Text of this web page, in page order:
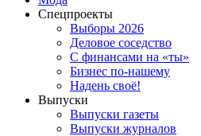
Спецпроекты
Выборы 2026
Деловое соседство
С финансами на «ты»
Бизнес по-нашему
Надень своё!
Выпуски
Выпуски газеты
Выпуски журналов